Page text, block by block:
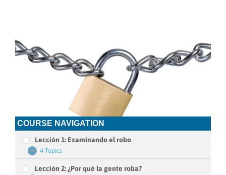
COURSE NAVIGATION
Lección 1: Examinando el robo
Expand
Lección
1:
Examinando
4 Topics
Lección 2: ¿Por qué la gente roba?